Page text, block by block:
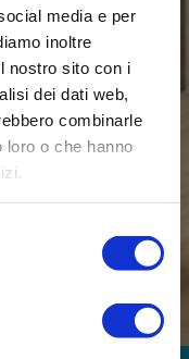
media e per
inoltre
nostro sito con i
dei dati web,
combinarle
o che hanno